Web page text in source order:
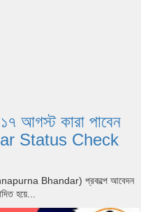
১৭ আগস্ট কারা পাবেন
Status Check
(Annapurna Bhandar) প্রকল্পে আবেদন
হয়ে...